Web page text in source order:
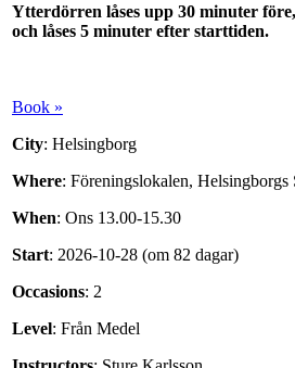
Ytterdörren låses upp 30 minuter före,
och låses 5 minuter efter starttiden.
Book »
City: Helsingborg
Where: Föreningslokalen, Helsingborgs
When: Ons 13.00-15.30
Start: 2026-10-28 (om 82 dagar)
Occasions: 2
Level: Från Medel